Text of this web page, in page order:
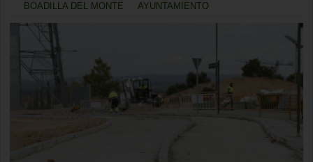
BOADILLA DEL MONTE
AYUNTAMIENTO